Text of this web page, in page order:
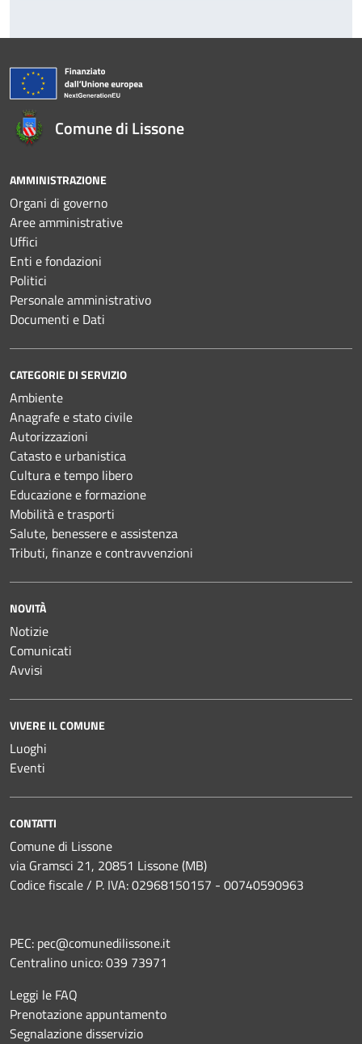
Comune di Lissone
AMMINISTRAZIONE
Organi di governo
Aree amministrative
Uffici
Enti e fondazioni
Politici
Personale amministrativo
Documenti e Dati
CATEGORIE DI SERVIZIO
Ambiente
Anagrafe e stato civile
Autorizzazioni
Catasto e urbanistica
Cultura e tempo libero
Educazione e formazione
Mobilità e trasporti
Salute, benessere e assistenza
Tributi, finanze e contravvenzioni
NOVITÀ
Notizie
Comunicati
Avvisi
VIVERE IL COMUNE
Luoghi
Eventi
CONTATTI
Comune di Lissone
via Gramsci 21, 20851 Lissone (MB)
Codice fiscale / P. IVA: 02968150157 - 00740590963
PEC: pec@comunedilissone.it
Centralino unico:039 73971
Leggi le FAQ
Prenotazione appuntamento
Segnalazione disservizio